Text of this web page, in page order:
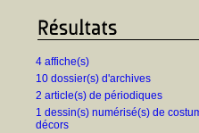
4 affiche(s)
10 dossier(s) d'archives
2 article(s) de périodiques
1 dessin(s) numérisé(s) de
décors